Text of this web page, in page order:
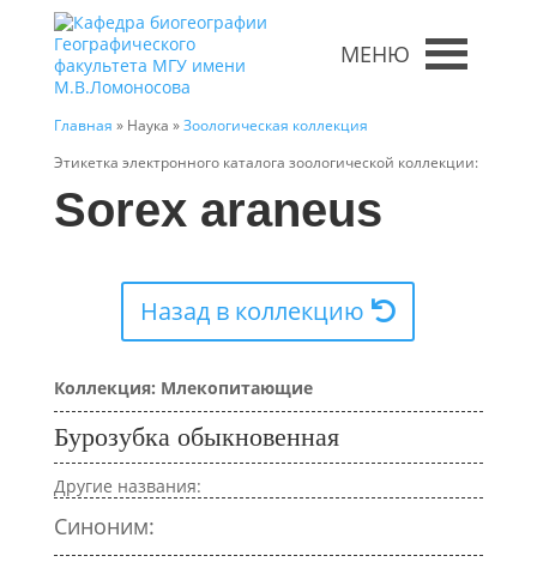
МЕНЮ
Главная » Наука »Зоологическая коллекция
Этикетка электронного каталога зоологической коллекции:
Sorex araneus
Назад в коллекцию
Коллекция: Млекопитающие
Бурозубка обыкновенная
Другие названия:
Синоним: